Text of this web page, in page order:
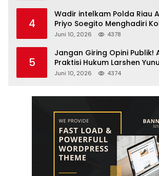
4
Wadir intelkam Polda Riau
Priyo Soegito Menghadiri
Selamatkan Lingkungan
Juni 10, 2026 4378
5
Jangan Giring Opini Publik!
Praktisi Hukum Larshen
Tuduhan Soal Gelar
Juni 10, 2026 4374